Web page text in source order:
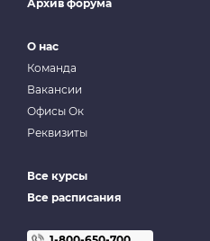
Архив форума
О нас
Команда
Вакансии
Офисы Ок
Реквизиты
Все курсы
Все расписания